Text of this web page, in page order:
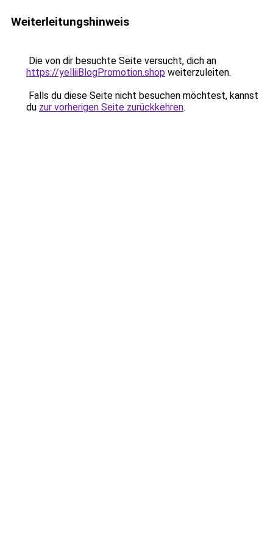
Weiterleitungshinweis
Die von dir besuchte Seite versucht, dich an
https://yelliiBlogPromotion.shop weiterzuleiten.
Falls du diese Seite nicht besuchen möchtest, kannst
du zur vorherigen Seite zurückkehren.